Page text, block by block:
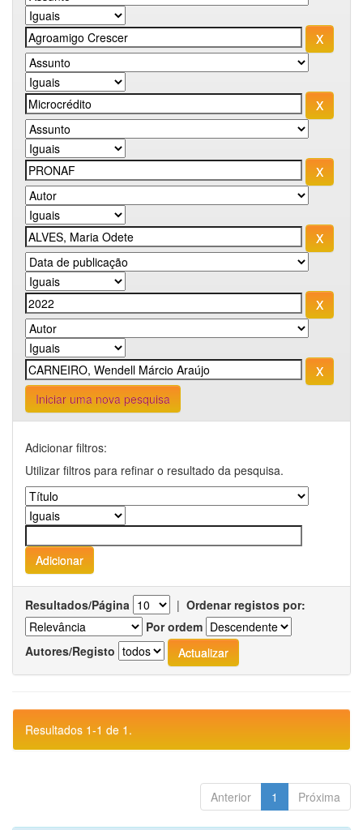
Iniciar uma nova pesquisa
Adicionar filtros:
Utilizar filtros para refinar o resultado da pesquisa.
Resultados/Página | Ordenar registos por:
Por ordem
Autores/Registo
Resultados 1-1 de 1.
Anterior 1 Próxima